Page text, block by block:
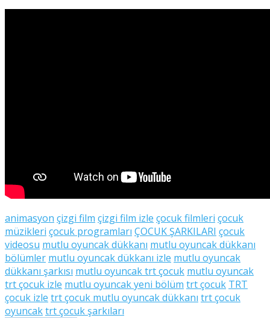
animasyon çizgi film çizgi film izle çocuk filmleri çocuk
müzikleri çocuk programları ÇOCUK ŞARKILARI çocuk
videosu mutlu oyuncak dükkanı mutlu oyuncak dükkanı
bölümler mutlu oyuncak dükkanı izle mutlu oyuncak
dükkanı şarkısı mutlu oyuncak trt çocuk mutlu oyuncak
trt çocuk izle mutlu oyuncak yeni bölüm trt çocuk TRT
çocuk izle trt çocuk mutlu oyuncak dükkanı trt çocuk
oyuncaktrt çocuk şarkıları